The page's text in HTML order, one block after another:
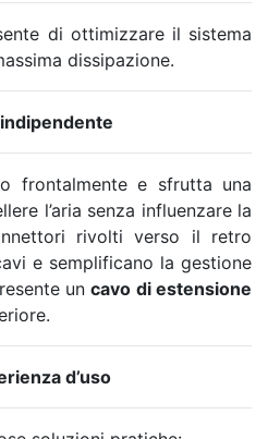
di ottimizzare il sistema
dissipazione.
frontalmente e sfrutta una
l’aria senza influenzare la
rivolti verso il retro
e semplificano la gestione
uncavo di estensione
d’uso